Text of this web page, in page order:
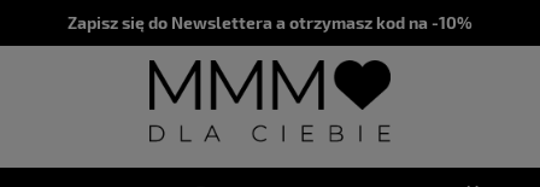
Zapisz się do Newslettera a otrzymasz kod na -10%